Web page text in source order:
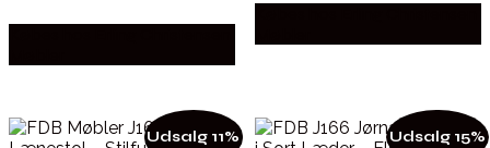
Udsalg 11% Udsalg 15%